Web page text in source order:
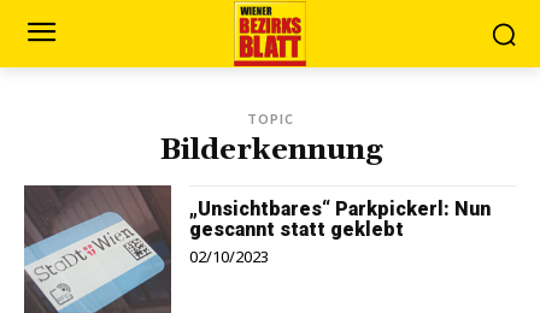
TOPIC
Bilderkennung
„Unsichtbares“ Parkpickerl: Nun
gescannt statt geklebt
02/10/2023